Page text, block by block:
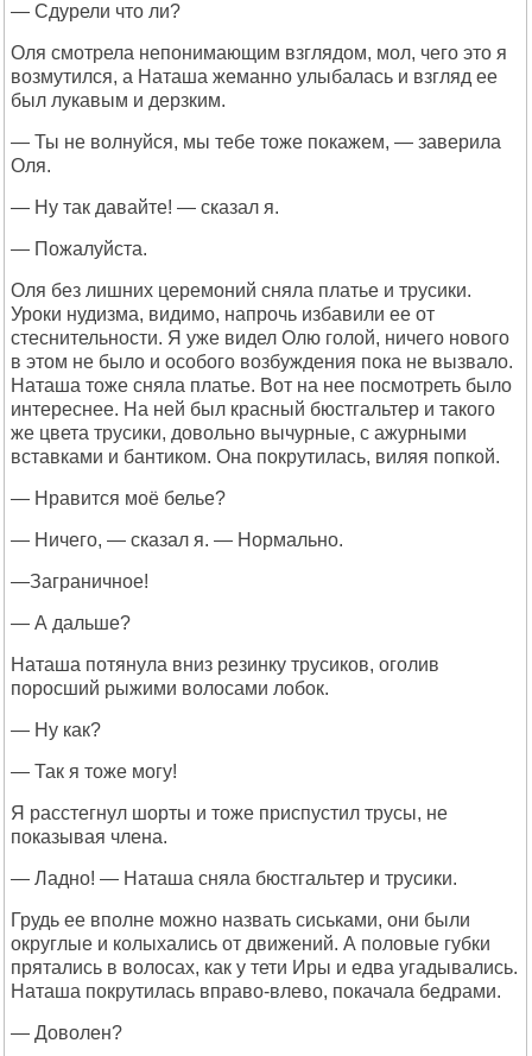
— Сдурели что ли?
Оля смотрела непонимающим взглядом, мол, чего это я
возмутился, а Наташа жеманно улыбалась и взгляд ее
был лукавым и дерзким.
— Ты не волнуйся, мы тебе тоже покажем, — заверила
Оля.
— Ну так давайте! — сказал я.
— Пожалуйста.
Оля без лишних церемоний сняла платье и трусики.
Уроки нудизма, видимо, напрочь избавили ее от
стеснительности. Я уже видел Олю голой, ничего нового
в этом не было и особого возбуждения пока не вызвало.
Наташа тоже сняла платье. Вот на нее посмотреть было
интереснее. На ней был красный бюстгальтер и такого
же цвета трусики, довольно вычурные, с ажурными
вставками и бантиком. Она покрутилась, виляя попкой.
— Нравится моё белье?
— Ничего, — сказал я. — Нормально.
—Заграничное!
— А дальше?
Наташа потянула вниз резинку трусиков, оголив
поросший рыжими волосами лобок.
— Ну как?
— Так я тоже могу!
Я расстегнул шорты и тоже приспустил трусы, не
показывая члена.
— Ладно! — Наташа сняла бюстгальтер и трусики.
Грудь ее вполне можно назвать сиськами, они были
округлые и колыхались от движений. А половые губки
прятались в волосах, как у тети Иры и едва угадывались.
Наташа покрутилась вправо-влево, покачала бедрами.
— Доволен?